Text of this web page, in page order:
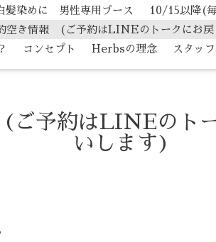
髪染めに 男性専用ブース 10/15以降(
き情報 (ご予約はLINEのトークにお戻
コンセプト Herbsの理念 スタッ
予約はLINEのトー
いします)